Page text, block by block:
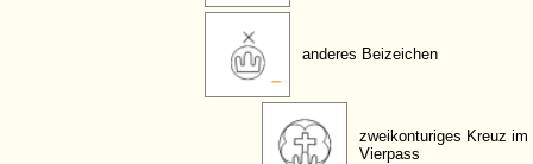
anderes Beizeichen
zweikonturiges Kreuz im
Vierpass